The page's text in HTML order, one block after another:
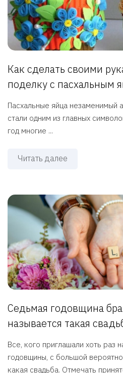
Как сделать своими
поделку с пасхальным
Пасхальные яйца незаменимый
стали одним из главных
год многие ...
Читать далее
Седьмая годовщина
называется такая
Все, кого приглашали хоть раз
годовщины, с большой
какая свадьба. Отмечать